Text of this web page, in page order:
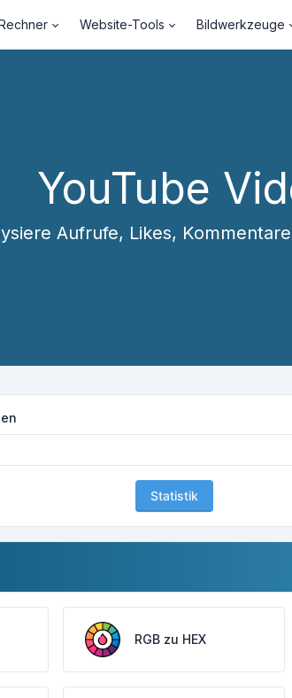
Website-Tools Bildwerkzeuge
YouTube
Aufrufe, Likes,
Statistik
RGB zu HEX